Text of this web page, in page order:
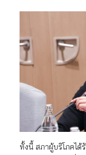
ทั้งนี้ สภาผู้บริโภคได้